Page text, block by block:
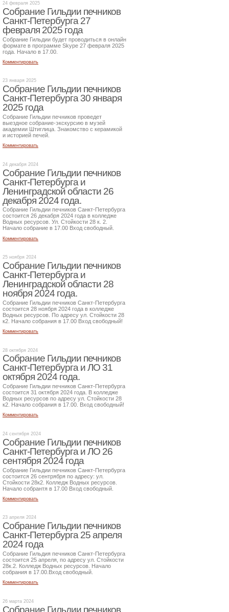
24 февраля 2025
Собрание Гильдии печников
Санкт-Петербурга 27
февраля 2025 года
Собрание Гильдии будет проводиться в онлайн
формате в программе Skype 27 февраля 2025
года. Начало в 17.00.
Комментировать
23 января 2025
Собрание Гильдии печников
Санкт-Петербурга 30 января
2025 года
Собрание Гильдии печников проведет
выездное собрание-экскурсию в музей
академии Штиглица. Знакомство с керамикой
и историей печей.
Комментировать
24 декабря 2024
Собрание Гильдии печников
Санкт-Петербурга и
Ленинградской области 26
декабря 2024 года.
Собрание Гильдии печников Санкт-Петербурга
состоится 26 декабря 2024 года в колледже
Водных ресурсов. Ул. Стойкости 28 к. 2.
Начало собрание в 17.00 Вход свободный.
Комментировать
25 ноября 2024
Собрание Гильдии печников
Санкт-Петербурга и
Ленинградской области 28
ноября 2024 года.
Собрание Гильдии печников Санкт-Петербурга
состоится 28 ноября 2024 года в колледже
Водных ресурсов. По адресу ул. Стойкости 28
к2. Начало собрания в 17.00 Вход свободный!
Комментировать
28 октября 2024
Собрание Гильдии печников
Санкт-Петербурга и ЛО 31
октября 2024 года.
Собрание Гильдии печников Санкт-Петербурга
состоится 31 октября 2024 года. В колледже
Водных ресурсов по адресу ул. Стойкости 28
к2. Начало собрания в 17.00. Вход свободный!
Комментировать
24 сентября 2024
Собрание Гильдии печников
Санкт-Петербурга и ЛО 26
сентября 2024 года
Собрание Гильдии печников Санкт-Петербурга
состоится 26 сентрября по адресу: ул.
Стойкости 28к2. Колледж Водных ресурсов.
Начало собрантя в 17.00 Вход свободный.
Комментировать
23 апреля 2024
Собрание Гильдии печников
Санкт-Петербурга 25 апреля
2024 года
Собрание Гильдия печников Санкт-Петербурга
состоится 25 апреля, по адресу ул. Стойкости
28к.2. Колледж Водных ресурсов. Начало
собрания в 17.00.Вход свободный.
Комментировать
26 марта 2024
Собрание Гильдии печников